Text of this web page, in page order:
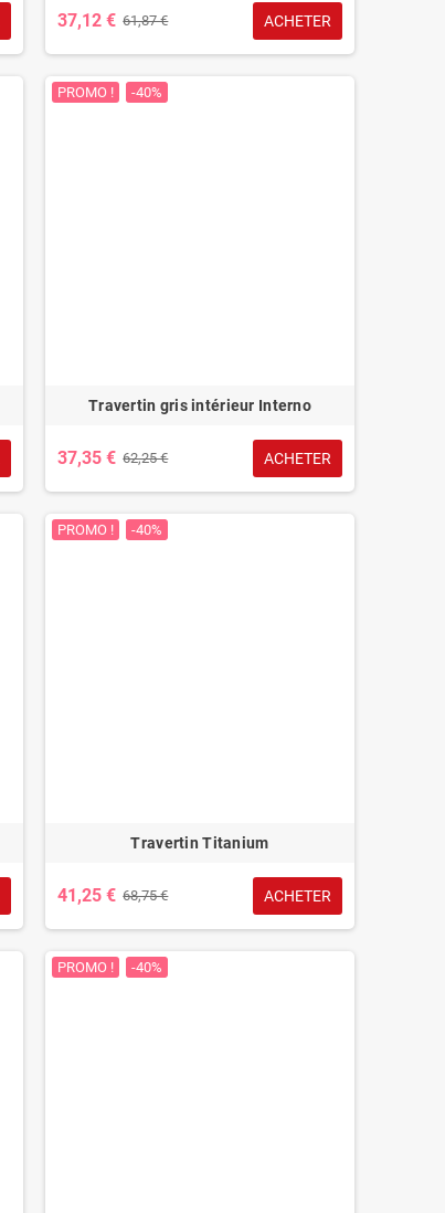
37,12 € 61,87 € ACHETER
PROMO ! -40%
Travertin gris intérieur Interno
37,35 € 62,25 € ACHETER
PROMO ! -40%
Travertin Titanium
41,25 € 68,75 € ACHETER
PROMO ! -40%